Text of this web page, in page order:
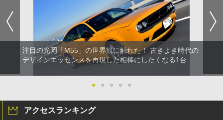
注目の光岡「M55」の世界観に触れた！ 古きよき時代の
デザインエッセンスを再現した相棒にしたくなる1台
● ● ● ● ●
アクセスランキング